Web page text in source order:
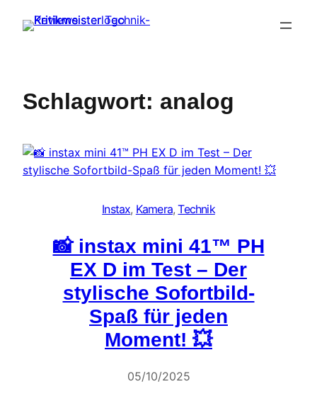
Inhalt
Schlagwort: analog
Instax, Kamera, Technik
📸 instax mini 41™ PH
EX D im Test – Der
stylische Sofortbild-
Spaß für jeden
Moment! 💥
05/10/2025